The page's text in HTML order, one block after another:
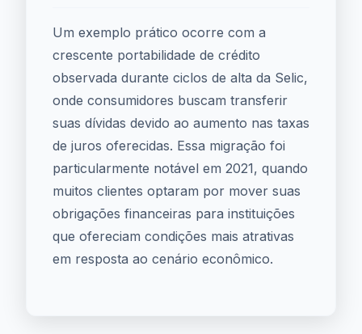
Um exemplo prático ocorre com a
crescente portabilidade de crédito
observada durante ciclos de alta da Selic,
onde consumidores buscam transferir
suas dívidas devido ao aumento nas taxas
de juros oferecidas. Essa migração foi
particularmente notável em 2021, quando
muitos clientes optaram por mover suas
obrigações financeiras para instituições
que ofereciam condições mais atrativas
em resposta ao cenário econômico.